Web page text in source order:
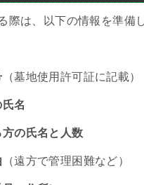
際は、以下の情報を準備
（墓地使用許可証に記載）
名
の氏名と人数
（遠方で管理困難など）